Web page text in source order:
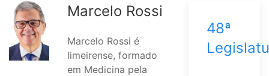
Marcelo Rossi
Marcelo Rossi é
limeirense, formado
em Medicina pela
48ª